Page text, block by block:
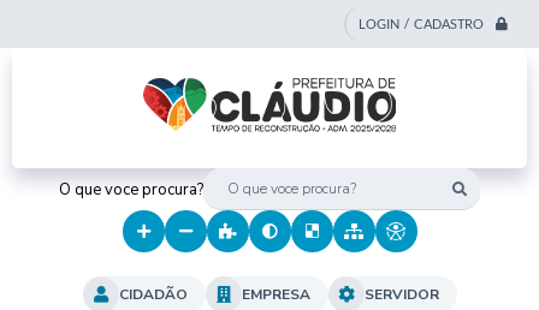
LOGIN / CADASTRO
O que voce procura?
CIDADÃO EMPRESA SERVIDOR